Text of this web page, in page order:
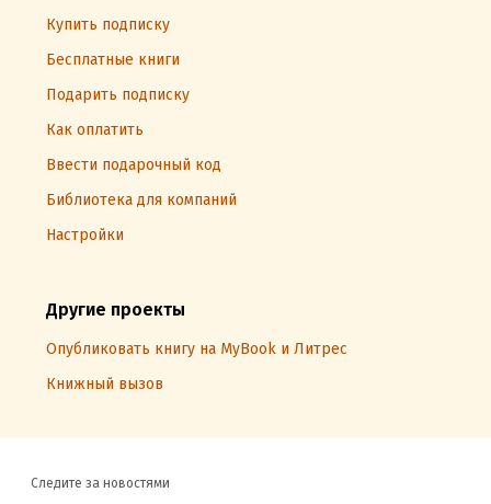
Купить подписку
Бесплатные книги
Подарить подписку
Как оплатить
Ввести подарочный код
Библиотека для компаний
Настройки
Другие проекты
Опубликовать книгу на MyBook и Литрес
Книжный вызов
Следите за новостями